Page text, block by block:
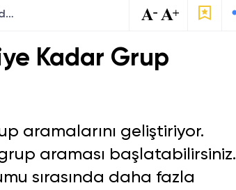
WhatsApp Duyurdu: 15 Kişiye Kadar Grup Araması Başlatılabilecek!
Kadar Grup
aramalarını geliştiriyor.
araması başlatabilirsiniz.
sırasında daha fazla